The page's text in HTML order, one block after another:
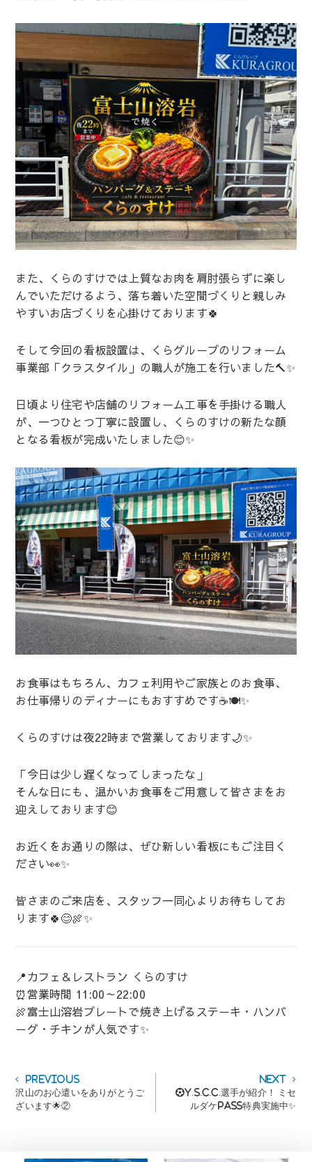
また、くらのすけでは上質なお肉を肩肘張らずに楽し
んでいただけるよう、落ち着いた空間づくりと親しみ
やすいお店づくりを心掛けております🍀
そして今回の看板設置は、くらグループのリフォーム
事業部「クラスタイル」の職人が施工を行いました🔨✨
日頃より住宅や店舗のリフォーム工事を手掛ける職人
が、一つひとつ丁寧に設置し、くらのすけの新たな顔
となる看板が完成いたしました😊✨
お食事はもちろん、カフェ利用やご家族とのお食事、
お仕事帰りのディナーにもおすすめです☕🍽️✨
くらのすけは夜22時まで営業しております🌙✨
「今日は少し遅くなってしまったな」
そんな日にも、温かいお食事をご用意して皆さまをお
迎えしております😊
お近くをお通りの際は、ぜひ新しい看板にもご注目く
ださい👀✨
皆さまのご来店を、スタッフ一同心よりお待ちしてお
ります🍀😊🍖✨
📍カフェ＆レストラン くらのすけ
⏰営業時間 11:00～22:00
🍖富士山溶岩プレートで焼き上げるステーキ・ハンバ
ーグ・チキンが人気です✨
投
稿
ナ
PreviousPrevious
post:
沢山のお心遣いをありがとうご
ざいます🌟②
Next
post:
⚽Y.S.C.C.選手が紹介！ ミセ
ルダケPASS特典実施中✨